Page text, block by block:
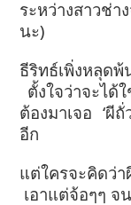
ระหว่างสาวช่
นะ)
ธีริทธ์เพิ่งหลุด
ตั้งใจว่าจะไ
ต้องมาเจอ ‘ผี
อีก
แต่ใครจะคิดว่า
เอาแต่จ้อๆๆ จ